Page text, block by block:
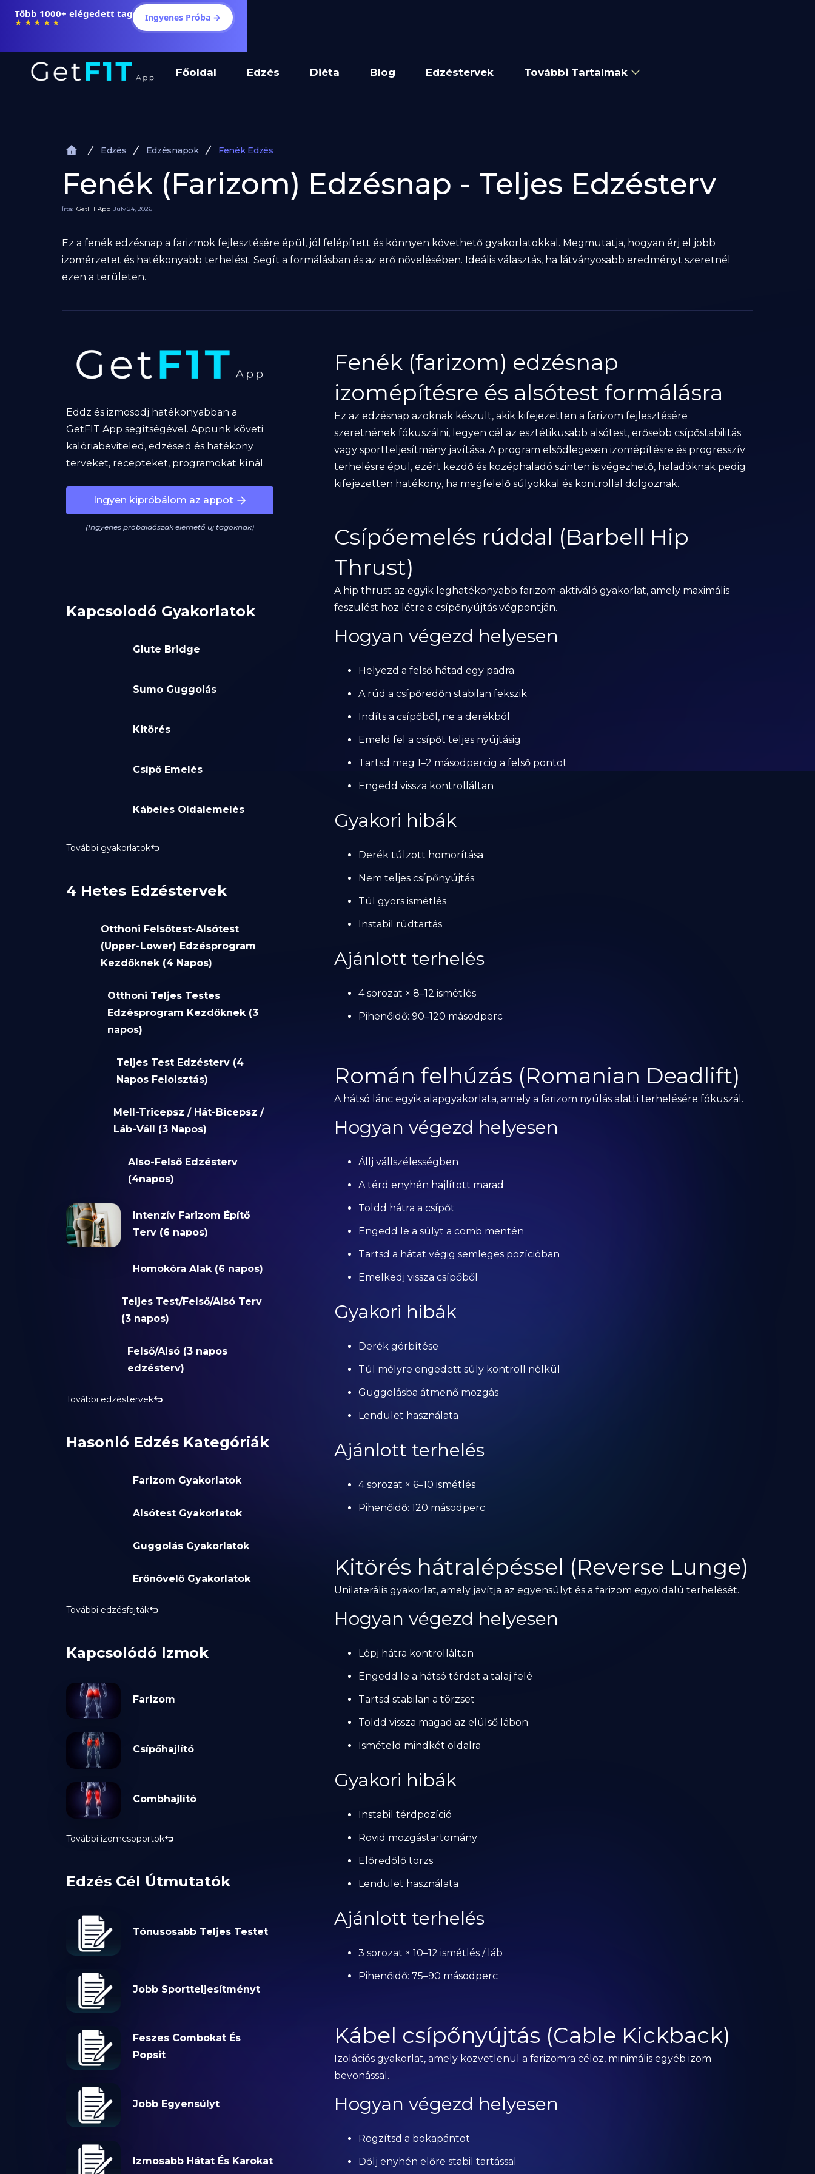
Több 1000+ elégedett tag
★★★★★ Ingyenes Próba →
Főoldal Edzés Diéta Blog Edzéstervek További Tartalmak
Edzés Edzésnapok Fenék Edzés
Fenék (Farizom) Edzésnap - Teljes Edzésterv
Írta: GetFIT App July 24, 2026
Ez a fenék edzésnap a farizmok fejlesztésére épül, jól felépített és könnyen követhető gyakorlatokkal. Megmutatja, hogyan érj el jobb
izomérzetet és hatékonyabb terhelést. Segít a formálásban és az erő növelésében. Ideális választás, ha látványosabb eredményt szeretnél
ezen a területen.
Eddz és izmosodj hatékonyabban a
GetFIT App segítségével. Appunk követi
kalóriabeviteled, edzéseid és hatékony
terveket, recepteket, programokat kínál.
Ingyen kipróbálom az appot
(Ingyenes próbaidőszak elérhető új tagoknak)
Kapcsolodó Gyakorlatok
Glute Bridge
Sumo Guggolás
Kitörés
Csípő Emelés
Kábeles Oldalemelés
További gyakorlatok
4 Hetes Edzéstervek
Otthoni Felsőtest-Alsótest
(Upper-Lower) Edzésprogram
Kezdőknek (4 Napos)
Otthoni Teljes Testes
Edzésprogram Kezdőknek (3
napos)
Teljes Test Edzésterv (4
Napos Felolsztás)
Mell-Tricepsz / Hát-Bicepsz /
Láb-Váll (3 Napos)
Also-Felső Edzésterv
(4napos)
Intenzív Farizom Építő
Terv (6 napos)
Homokóra Alak (6 napos)
Teljes Test/Felső/Alsó Terv
(3 napos)
Felső/Alsó (3 napos
edzésterv)
További edzéstervek
Hasonló Edzés Kategóriák
Farizom Gyakorlatok
Alsótest Gyakorlatok
Guggolás Gyakorlatok
Erőnövelő Gyakorlatok
További edzésfajták
Kapcsolódó Izmok
Farizom
Csípőhajlító
Combhajlító
További izomcsoportok
Edzés Cél Útmutatók
Tónusosabb Teljes Testet
Jobb Sportteljesítményt
Feszes Combokat És
Popsit
Jobb Egyensúlyt
Izmosabb Hátat És Karokat
Fenék (farizom) edzésnap
izomépítésre és alsótest formálásra
Ez az edzésnap azoknak készült, akik kifejezetten a farizom fejlesztésére
szeretnének fókuszálni, legyen cél az esztétikusabb alsótest, erősebb csípőstabilitás
vagy sportteljesítmény javítása. A program elsődlegesen izomépítésre és progresszív
terhelésre épül, ezért kezdő és középhaladó szinten is végezhető, haladóknak pedig
kifejezetten hatékony, ha megfelelő súlyokkal és kontrollal dolgoznak.
Csípőemelés rúddal (Barbell Hip
Thrust)
A hip thrust az egyik leghatékonyabb farizom-aktiváló gyakorlat, amely maximális
feszülést hoz létre a csípőnyújtás végpontján.
Hogyan végezd helyesen
Helyezd a felső hátad egy padra
A rúd a csípőredőn stabilan fekszik
Indíts a csípőből, ne a derékból
Emeld fel a csípőt teljes nyújtásig
Tartsd meg 1–2 másodpercig a felső pontot
Engedd vissza kontrolláltan
Gyakori hibák
Derék túlzott homorítása
Nem teljes csípőnyújtás
Túl gyors ismétlés
Instabil rúdtartás
Ajánlott terhelés
4 sorozat × 8–12 ismétlés
Pihenőidő: 90–120 másodperc
Román felhúzás (Romanian Deadlift)
A hátsó lánc egyik alapgyakorlata, amely a farizom nyúlás alatti terhelésére fókuszál.
Hogyan végezd helyesen
Állj vállszélességben
A térd enyhén hajlított marad
Toldd hátra a csípőt
Engedd le a súlyt a comb mentén
Tartsd a hátat végig semleges pozícióban
Emelkedj vissza csípőből
Gyakori hibák
Derék görbítése
Túl mélyre engedett súly kontroll nélkül
Guggolásba átmenő mozgás
Lendület használata
Ajánlott terhelés
4 sorozat × 6–10 ismétlés
Pihenőidő: 120 másodperc
Kitörés hátralépéssel (Reverse Lunge)
Unilaterális gyakorlat, amely javítja az egyensúlyt és a farizom egyoldalú terhelését.
Hogyan végezd helyesen
Lépj hátra kontrolláltan
Engedd le a hátsó térdet a talaj felé
Tartsd stabilan a törzset
Toldd vissza magad az elülső lábon
Ismételd mindkét oldalra
Gyakori hibák
Instabil térdpozíció
Rövid mozgástartomány
Előredőlő törzs
Lendület használata
Ajánlott terhelés
3 sorozat × 10–12 ismétlés / láb
Pihenőidő: 75–90 másodperc
Kábel csípőnyújtás (Cable Kickback)
Izolációs gyakorlat, amely közvetlenül a farizomra céloz, minimális egyéb izom
bevonással.
Hogyan végezd helyesen
Rögzítsd a bokapántot
Dőlj enyhén előre stabil tartással